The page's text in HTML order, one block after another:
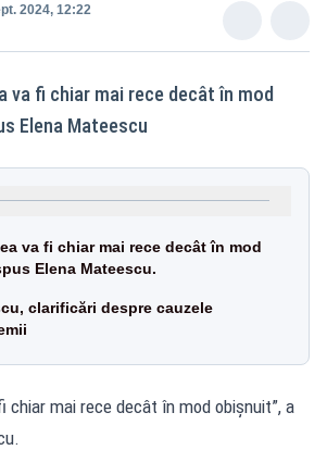
2024, 12:22
va fi chiar mai rece decât în mod
Elena Mateescu
va fi chiar mai rece decât în mod
Elena Mateescu.
clarificări despre cauzele
chiar mai rece decât în mod obişnuit”, a